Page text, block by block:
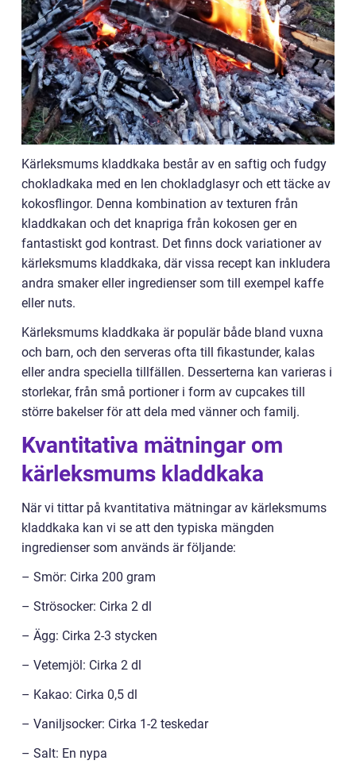
Kärleksmums kladdkaka består av en saftig och fudgy
chokladkaka med en len chokladglasyr och ett täcke av
kokosflingor. Denna kombination av texturen från
kladdkakan och det knapriga från kokosen ger en
fantastiskt god kontrast. Det finns dock variationer av
kärleksmums kladdkaka, där vissa recept kan inkludera
andra smaker eller ingredienser som till exempel kaffe
eller nuts.
Kärleksmums kladdkaka är populär både bland vuxna
och barn, och den serveras ofta till fikastunder, kalas
eller andra speciella tillfällen. Desserterna kan varieras i
storlekar, från små portioner i form av cupcakes till
större bakelser för att dela med vänner och familj.
Kvantitativa mätningar om
kärleksmums kladdkaka
När vi tittar på kvantitativa mätningar av kärleksmums
kladdkaka kan vi se att den typiska mängden
ingredienser som används är följande:
– Smör: Cirka 200 gram
– Strösocker: Cirka 2 dl
– Ägg: Cirka 2-3 stycken
– Vetemjöl: Cirka 2 dl
– Kakao: Cirka 0,5 dl
– Vaniljsocker: Cirka 1-2 teskedar
– Salt: En nypa